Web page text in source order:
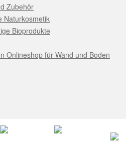
Zubehör
Naturkosmetik
Bioprodukte
Onlineshop für Wand und Boden